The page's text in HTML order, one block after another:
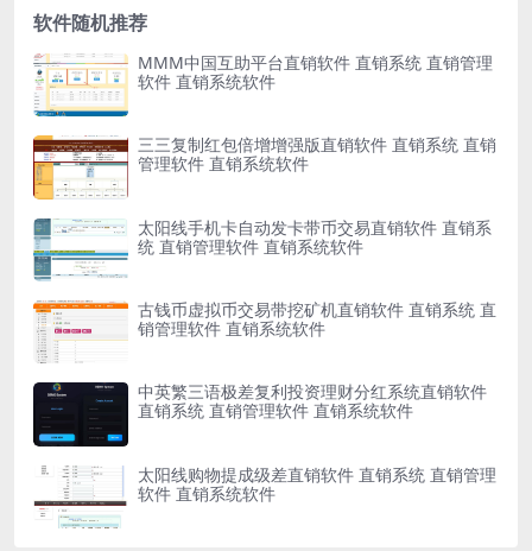
软件随机推荐
MMM中国互助平台直销软件 直销系统 直销管理
软件 直销系统软件
三三复制红包倍增增强版直销软件 直销系统 直销
管理软件 直销系统软件
太阳线手机卡自动发卡带币交易直销软件 直销系
统 直销管理软件 直销系统软件
古钱币虚拟币交易带挖矿机直销软件 直销系统 直
销管理软件 直销系统软件
中英繁三语极差复利投资理财分红系统直销软件
直销系统 直销管理软件 直销系统软件
太阳线购物提成级差直销软件 直销系统 直销管理
软件 直销系统软件